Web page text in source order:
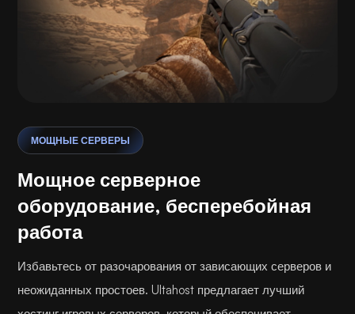
МОЩНЫЕ СЕРВЕРЫ
Мощное серверное
оборудование, бесперебойная
работа
Избавьтесь от разочарования от зависающих серверов и
неожиданных простоев. Ultahost предлагает лучший